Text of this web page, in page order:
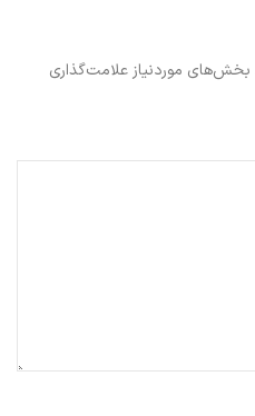
بخش‌های موردنیاز علامت‌گذاری